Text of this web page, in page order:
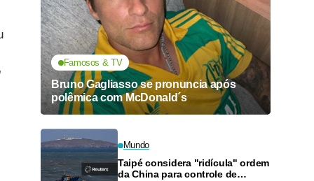
Famosos & TV
Bruno Gagliasso se pronuncia após
polêmica com McDonald´s
Mundo
Taipé considera "ridícula" ordem
da China para controle de